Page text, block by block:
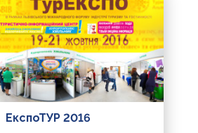
ЕкспоТУР 2016